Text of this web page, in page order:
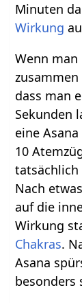
Minuten
Wirkung
Wenn man
dass man
Sekunden
eine
10
tatsächlich
Nach
auf die
Wirkung
Chakras.
Asana
besonders